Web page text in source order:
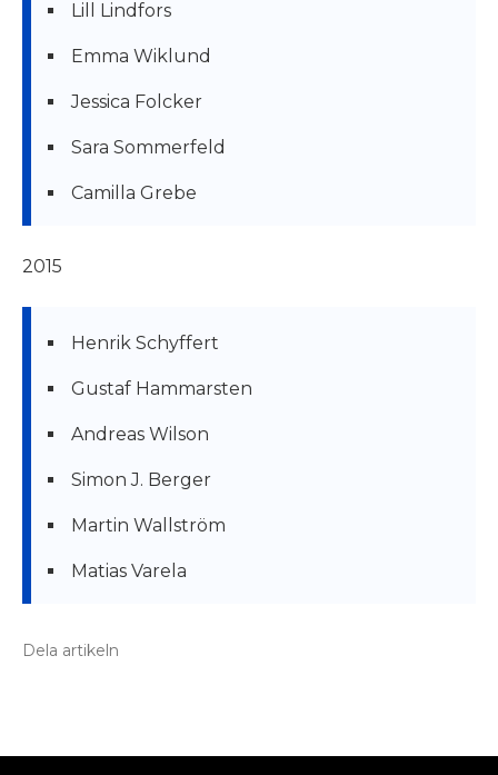
Lill Lindfors
Emma Wiklund
Jessica Folcker
Sara Sommerfeld
Camilla Grebe
2015
Henrik Schyffert
Gustaf Hammarsten
Andreas Wilson
Simon J. Berger
Martin Wallström
Matias Varela
Dela artikeln